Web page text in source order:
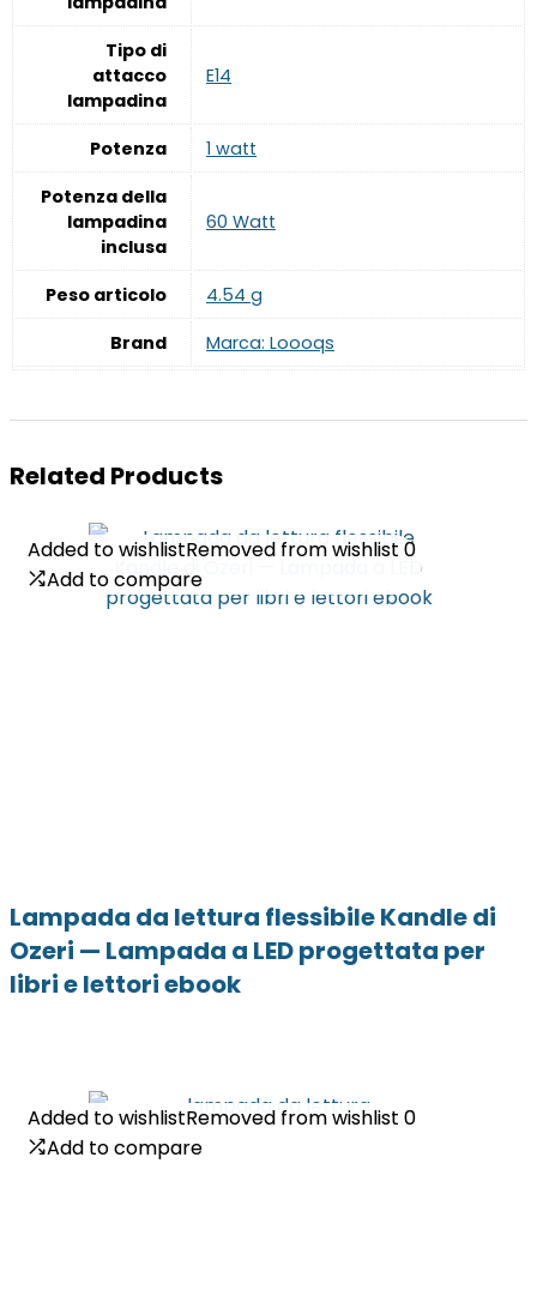
Tipo di
attacco
lampadina
‎E14
Potenza
‎1 watt
Potenza della
lampadina
inclusa
‎60 Watt
Peso articolo
‎4.54 g
Brand
Marca: Loooqs
Related Products
Added to wishlistRemoved from wishlist 0
Add to compare
Lampada da lettura flessibile Kandle di
Ozeri — Lampada a LED progettata per
libri e lettori ebook
Added to wishlistRemoved from wishlist 0
Add to compare
Added to wishlistRemoved from wishlist 0
Add to compare
Added to wishlistRemoved from wishlist 0
Add to compare